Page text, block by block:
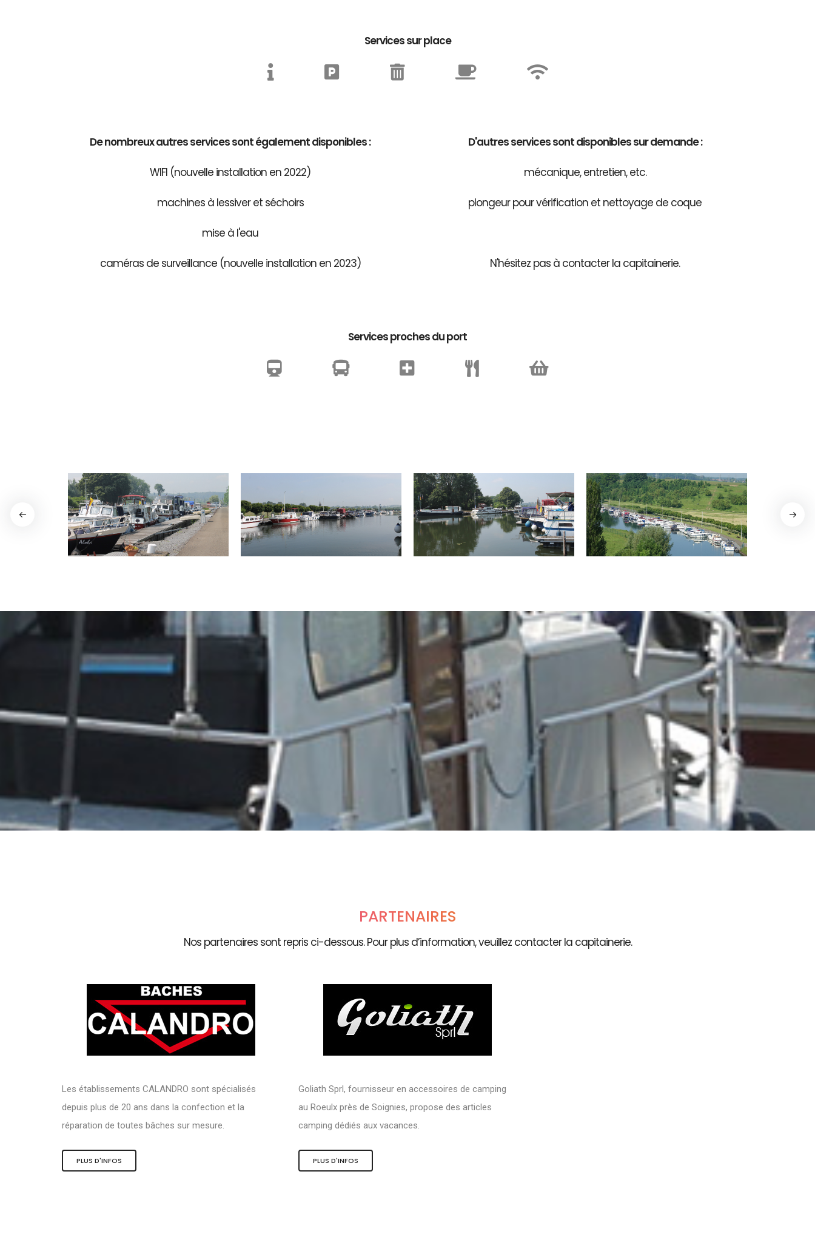
Services sur place
De nombreux autres services sont également disponibles :
WIFI (nouvelle installation en 2022)
machines à lessiver et séchoirs
mise à l'eau
caméras de surveillance (nouvelle installation en 2023)
D'autres services sont disponibles sur demande :
mécanique, entretien, etc.
plongeur pour vérification et nettoyage de coque
N'hésitez pas à contacter la capitainerie.
Services proches du port
PARTENAIRES
Nos partenaires sont repris ci-dessous. Pour plus d’information, veuillez contacter la capitainerie.
Les établissements CALANDRO sont spécialisés
depuis plus de 20 ans dans la confection et la
réparation de toutes bâches sur mesure.
PLUS D'INFOS
Goliath Sprl, fournisseur en accessoires de camping
au Roeulx près de Soignies, propose des articles
camping dédiés aux vacances.
PLUS D'INFOS